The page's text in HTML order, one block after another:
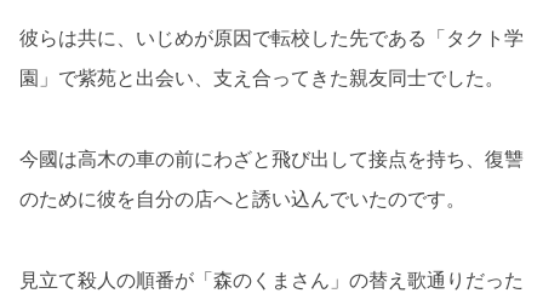
彼らは共に、いじめが原因で転校した先である「タクト学
園」で紫苑と出会い、支え合ってきた親友同士でした。
今國は高木の車の前にわざと飛び出して接点を持ち、復讐
のために彼を自分の店へと誘い込んでいたのです。
見立て殺人の順番が「森のくまさん」の替え歌通りだった